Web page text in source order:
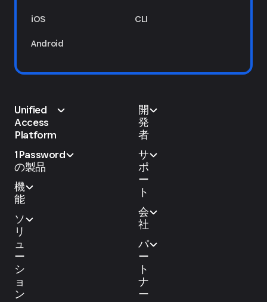
iOS
Android
CLI
Unified
Access
Platform
1Password
の製品
機
能
ソ
リ
ュ
ー
シ
ョ
ン
開
発
者
サ
ポ
ー
ト
会
社
パ
ー
ト
ナ
ー